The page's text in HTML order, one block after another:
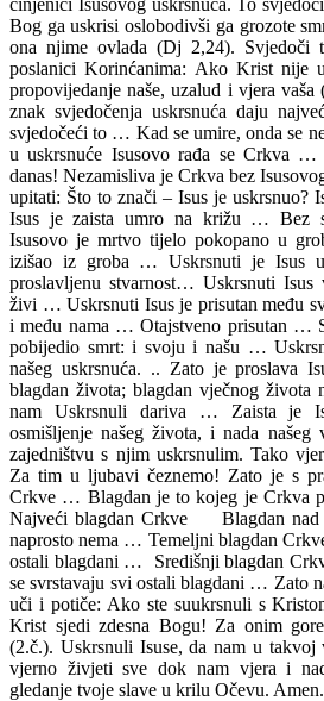
Bog ga uskrisi oslobodivši ga grozote
ona njime ovlada (Dj 2,24).
poslanici Korinćanima: Ako Krist nije
propovijedanje naše, uzalud i vjera
znak svjedočenja uskrsnuća daju
svjedočeći to … Kad se umire, onda se
u uskrsnuće Isusovo rađa se
danas! Nezamisliva je Crkva bez
upitati: Što to znači – Isus je uskrsnuo?
Isus je zaista umro na križu … Bez
Isusovo je mrtvo tijelo pokopano u
izišao iz groba … Uskrsnuti je Isus
proslavljenu stvarnost… Uskrsnuti
živi … Uskrsnuti Isus je prisutan među
i među nama … Otajstveno prisutan …
pobijedio smrt: i svoju i našu …
našeg uskrsnuća. .. Zato je proslava
blagdan života; blagdan vječnog
nam Uskrsnuli dariva … Zaista je
osmišljenje našeg života, i nada
zajedništvu s njim uskrsnulim. Tako
Za tim u ljubavi čeznemo! Zato je s
Crkve … Blagdan je to kojeg je Crkva
Najveći blagdan Crkve Blagdan nad
naprosto nema … Temeljni blagdan
ostali blagdani … Središnji blagdan
se svrstavaju svi ostali blagdani … Zato
uči i potiče: Ako ste suukrsnuli s
Krist sjedi zdesna Bogu! Za onim
(2.č.). Uskrsnuli Isuse, da nam u
vjerno živjeti sve dok nam vjera i
gledanje tvoje slave u krilu Očevu.